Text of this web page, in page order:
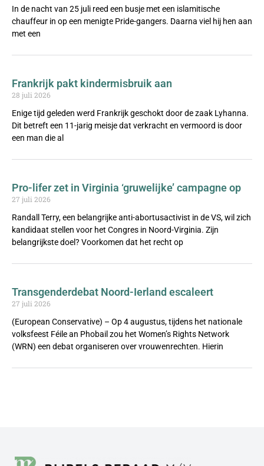
In de nacht van 25 juli reed een busje met een islamitische
chauffeur in op een menigte Pride-gangers. Daarna viel hij hen aan
met een
Frankrijk pakt kindermisbruik aan
28 juli 2026
Enige tijd geleden werd Frankrijk geschokt door de zaak Lyhanna.
Dit betreft een 11-jarig meisje dat verkracht en vermoord is door
een man die al
Pro-lifer zet in Virginia ‘gruwelijke’ campagne op
27 juli 2026
Randall Terry, een belangrijke anti-abortusactivist in de VS, wil zich
kandidaat stellen voor het Congres in Noord-Virginia. Zijn
belangrijkste doel? Voorkomen dat het recht op
Transgenderdebat Noord-Ierland escaleert
27 juli 2026
(European Conservative) – Op 4 augustus, tijdens het nationale
volksfeest Féile an Phobail zou het Women’s Rights Network
(WRN) een debat organiseren over vrouwenrechten. Hierin